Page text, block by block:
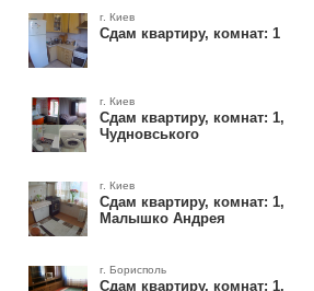
г. Киев
Сдам квартиру, комнат: 1
г. Киев
Сдам квартиру, комнат: 1,
Чудновського
г. Киев
Сдам квартиру, комнат: 1,
Малышко Андрея
г. Борисполь
Сдам квартиру, комнат: 1,